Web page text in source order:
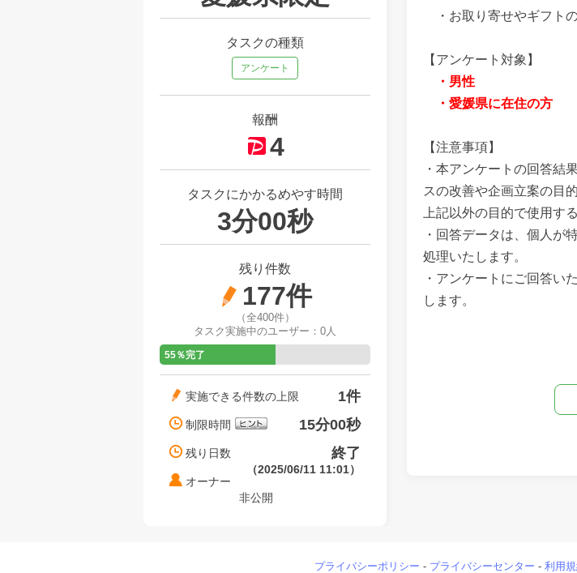
タスクの種類
アンケート
報酬
4
タスクにかかるめやす時間
3分00秒
残り件数
177件
（全400件）
タスク実施中のユーザー： 0人
55％完了
実施できる件数の上限 1件
制限時間 15分00秒
残り日数 終了
（2025/06/11 11:01）
オーナー
非公開
・お取り寄せやギフト
【アンケート対象】
・男性
・愛媛県に在住の方
【注意事項】
・本アンケートの回答結
スの改善や企画立案の目
上記以外の目的で使用す
・回答データは、個人が
処理いたします。
・アンケートにご回答い
します。
プライバシーポリシー - プライバシーセンター - 利用